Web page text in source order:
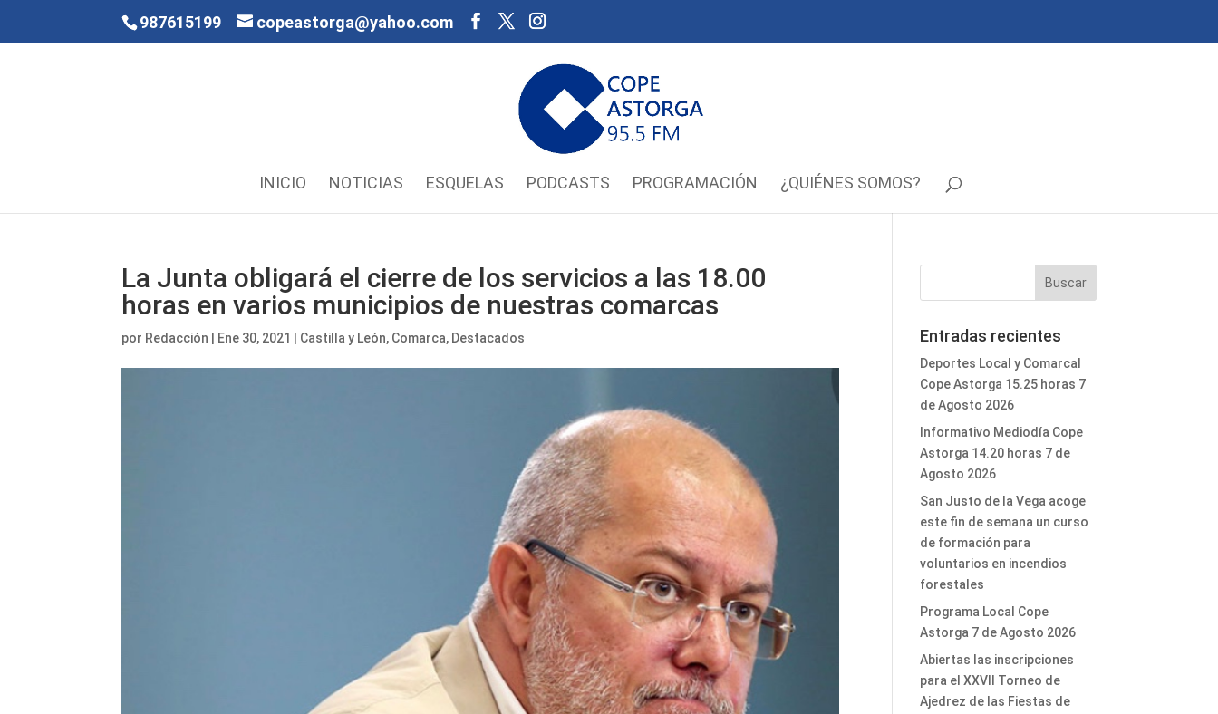
987615199 copeastorga@yahoo.com
INICIO NOTICIAS ESQUELAS PODCASTS PROGRAMACIÓN ¿QUIÉNES SOMOS?
La Junta obligará el cierre de los servicios a las 18.00
horas en varios municipios de nuestras comarcas
por Redacción Ene 30, 2021 Castilla y León, Comarca, Destacados Entradas recientes
Deportes Local y Comarcal
Cope Astorga 15.25 horas 7
de Agosto 2026
Informativo Mediodía Cope
Astorga 14.20 horas 7 de
Agosto 2026
San Justo de la Vega acoge
este fin de semana un curso
de formación para
voluntarios en incendios
forestales
Programa Local Cope
Astorga 7 de Agosto 2026
Abiertas las inscripciones
para el XXVII Torneo de
Ajedrez de las Fiestas de